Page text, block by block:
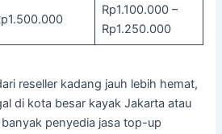
Rp1.100.000 –
Rp1.250.000
reseller kadang jauh lebih hemat,
di kota besar kayak Jakarta atau
penyedia jasa top-up